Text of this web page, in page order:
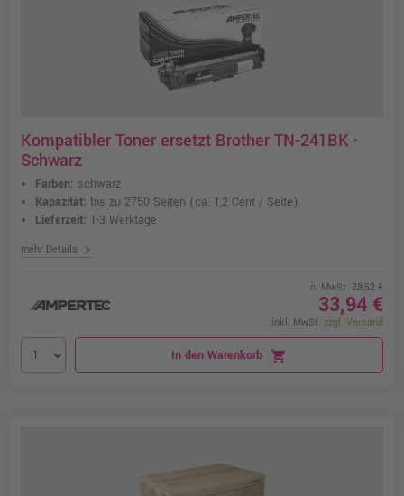
Kompatibler Toner ersetzt Brother TN-241BK ·
Schwarz
Farben: schwarz
Kapazität: bis zu 2750 Seiten (ca. 1,2 Cent / Seite)
Lieferzeit: 1-3 Werktage
mehr Details chevron_right
o. MwSt. 28,52 €
33,94 €
inkl. MwSt. zzgl. Versand
In den Warenkorb shopping_cart